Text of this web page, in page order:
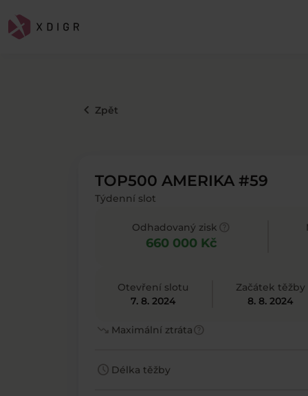
keyboard_arrow_left Zpět
TOP500 AMERIKA #59
Týdenní slot
Odhadovaný zisk
660 000 Kč
Otevření slotu
7. 8. 2024
Začátek těžby
8. 8. 2024
trending_down Maximální ztrátahelp
schedule Délka těžby